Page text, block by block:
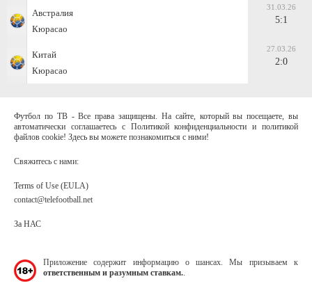
Австралия
Кюрасао
31.03.26
5:1
Китай
Кюрасао
27.03.26
2:0
Футбол по ТВ - Все права защищены. На сайте, который вы посещаете, вы
автоматически соглашаетесь с Политикой конфиденциальности и политикой
файлов cookie! Здесь вы можете познакомиться с ними!
Свяжитесь с нами:
Terms of Use (EULA)
contact@telefootball.net
За НАС
Приложение содержит информацию о шансах. Мы призываем к
ответственным и разумным ставкам.